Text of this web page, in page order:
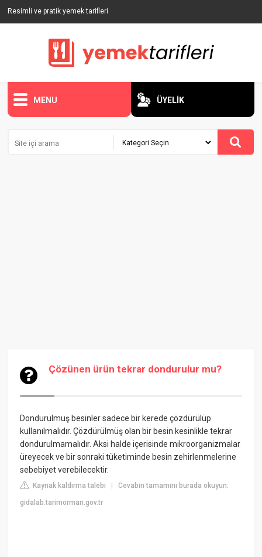
Resimli ve pratik yemek tarifleri
MENU ÜYELİK
Çözünen ürün tekrar dondurulur mu?
Dondurulmuş besinler sadece bir kerede çözdürülüp
kullanılmalıdır. Çözdürülmüş olan bir besin kesinlikle tekrar
dondurulmamalıdır. Aksi halde içerisinde mikroorganizmalar
üreyecek ve bir sonraki tüketiminde besin zehirlenmelerine
sebebiyet verebilecektir.
Kaynak kaldırma talebi |Cevabın tamamını burada okuyun:
gidalab.tarimorman.gov.tr